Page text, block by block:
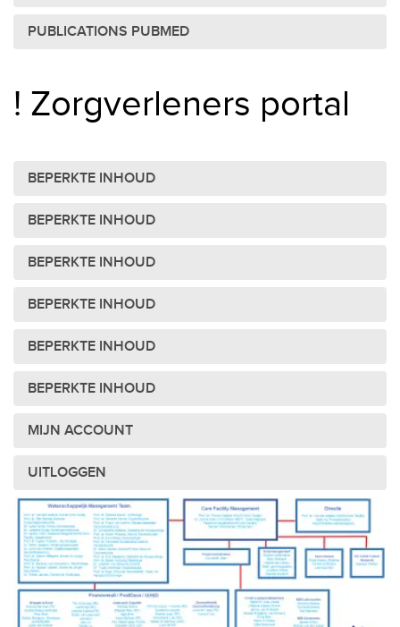
PUBLICATIONS PUBMED
! Zorgverleners portal
BEPERKTE INHOUD
BEPERKTE INHOUD
BEPERKTE INHOUD
BEPERKTE INHOUD
BEPERKTE INHOUD
BEPERKTE INHOUD
MIJN ACCOUNT
UITLOGGEN